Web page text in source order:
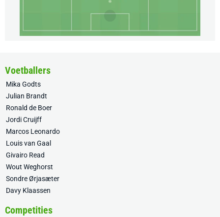
Voetballers
Mika Godts
Julian Brandt
Ronald de Boer
Jordi Cruijff
Marcos Leonardo
Louis van Gaal
Givairo Read
Wout Weghorst
Sondre Ørjasæter
Davy Klaassen
Competities